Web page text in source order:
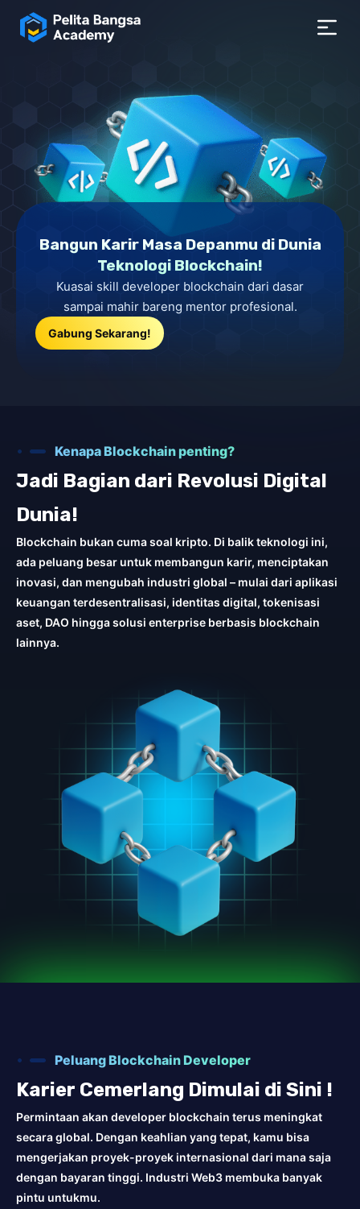
Bangun Karir Masa Depanmu di Dunia
Teknologi Blockchain!
Kuasai skill developer blockchain dari dasar
sampai mahir bareng mentor profesional.
Gabung Sekarang!
Jadi Bagian dari Revolusi Digital
Dunia!
Kenapa Blockchain penting?
Blockchain bukan cuma soal kripto. Di balik teknologi ini,
ada peluang besar untuk membangun karir, menciptakan
inovasi, dan mengubah industri global – mulai dari aplikasi
keuangan terdesentralisasi, identitas digital, tokenisasi
aset, DAO hingga solusi enterprise berbasis blockchain
lainnya.
Karier Cemerlang Dimulai di Sini !
Peluang Blockchain Developer
Permintaan akan developer blockchain terus meningkat
secara global. Dengan keahlian yang tepat, kamu bisa
mengerjakan proyek-proyek internasional dari mana saja
dengan bayaran tinggi. Industri Web3 membuka banyak
pintu untukmu.